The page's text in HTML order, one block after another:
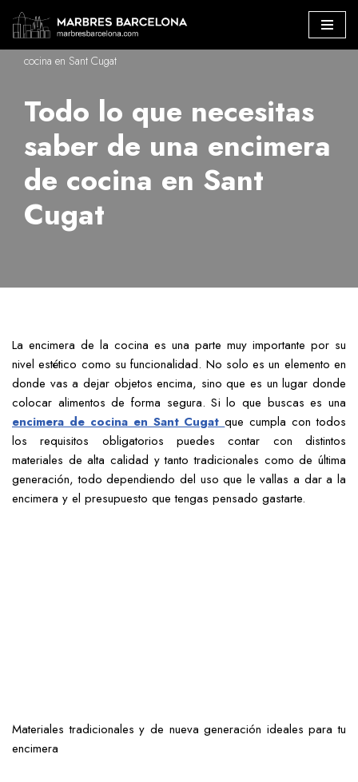
SaltarMarbres Barcelona»Todo lo que necesitas saber de una encimera de
cocina en Sant Cugat
Todo lo que necesitas
saber de una encimera
de cocina en Sant
Cugat
La encimera de la cocina es una parte muy importante por su
nivel estético como su funcionalidad. No solo es un elemento en
donde vas a dejar objetos encima, sino que es un lugar donde
colocar alimentos de forma segura. Si lo que buscas es una
encimera de cocina en Sant Cugatque cumpla con todos
los requisitos obligatorios puedes contar con distintos
materiales de alta calidad y tanto tradicionales como de última
generación, todo dependiendo del uso que le vallas a dar a la
encimera y el presupuesto que tengas pensado gastarte.
Materiales tradicionales y de nueva generación ideales para tu
encimera